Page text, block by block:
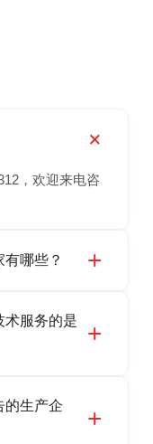
，欢迎来电咨
哪些？
、LNR 天然、
座，资质齐
术服务的是
化设计、现货
主营
的生产企